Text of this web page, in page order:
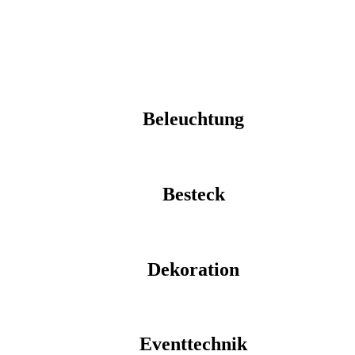
Beleuchtung
Besteck
Dekoration
Eventtechnik